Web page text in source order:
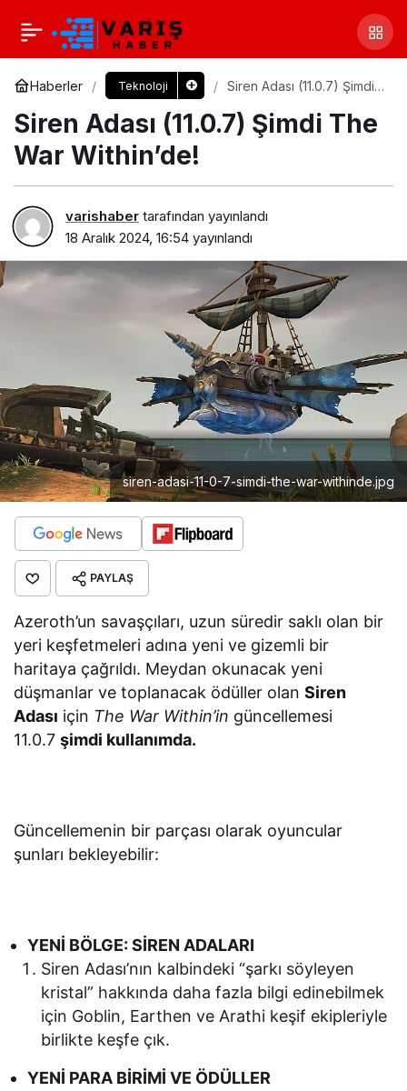
Haberler Teknoloji
Siren Adası (11.0.7) Şimdi
Siren Adası (11.0.7) Şimdi The
War Within’de!
varishaber tarafından yayınlandı
18 Aralık 2024, 16:54 yayınlandı
siren-adasi-11-0-7-simdi-the-war-withinde.jpg
PAYLAŞ
Azeroth’un savaşçıları, uzun süredir saklı olan bir
yeri keşfetmeleri adına yeni ve gizemli bir
haritaya çağrıldı. Meydan okunacak yeni
düşmanlar ve toplanacak ödüller olanSiren
Adası için The War Within’in güncellemesi
11.0.7şimdi kullanımda.
Güncellemenin bir parçası olarak oyuncular
şunları bekleyebilir:
YENİ BÖLGE: SİREN ADALARI
Siren Adası’nın kalbindeki “şarkı söyleyen
kristal” hakkında daha fazla bilgi edinebilmek
için Goblin, Earthen ve Arathi keşif ekipleriyle
birlikte keşfe çık.
YENİ PARA BİRİMİ VE ÖDÜLLER